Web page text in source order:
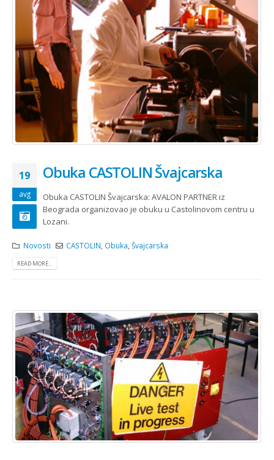
19
avg
Obuka CASTOLIN Švajcarska
Obuka CASTOLIN Švajcarska: AVALON PARTNER iz
Beograda organizovao je obuku u Castolinovom centru u
Lozani.
Novosti CASTOLIN Obuka ,Švajcarska
READ MORE...